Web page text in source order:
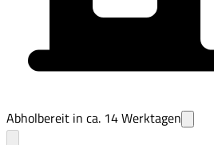
Abholbereit in ca. 14Werktagen